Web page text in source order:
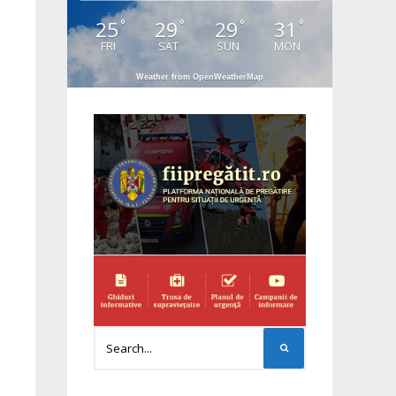
25 °
FRI
29 °
SAT
29°
SUN
31 °
MON
Weather from OpenWeatherMap